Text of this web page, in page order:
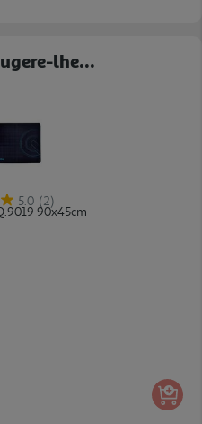
lhe...
5.0 (2)
90x45cm